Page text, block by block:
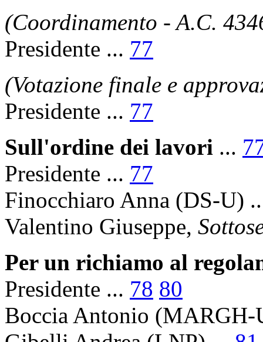
(Coordinamento - A.C.
Presidente ... 77
(Votazione finale e
Presidente ... 77
Sull'ordine dei lavori ...
Presidente ... 77
Finocchiaro Anna (DS-U)
Valentino Giuseppe,
Per un richiamo al
Presidente ... 78 80
Boccia Antonio